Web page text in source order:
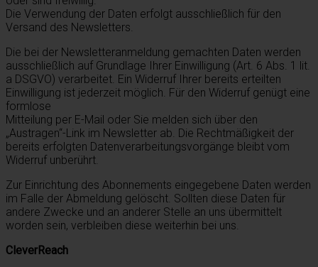
Die Verwendung der Daten erfolgt ausschließlich für den
Versand des Newsletters.
Die bei der Newsletteranmeldung gemachten Daten werden
ausschließlich auf Grundlage Ihrer Einwilligung (Art. 6 Abs. 1 lit.
a DSGVO) verarbeitet. Ein Widerruf Ihrer bereits erteilten
Einwilligung ist jederzeit möglich. Für den Widerruf genügt eine
formlose
Mitteilung per E-Mail oder Sie melden sich über den
„Austragen“-Link im Newsletter ab. Die Rechtmäßigkeit der
bereits erfolgten Datenverarbeitungsvorgänge bleibt vom
Widerruf unberührt.
Zur Einrichtung des Abonnements eingegebene Daten werden
im Falle der Abmeldung gelöscht. Sollten diese Daten für
andere Zwecke und an anderer Stelle an uns übermittelt
worden sein, verbleiben diese weiterhin bei uns.
CleverReach